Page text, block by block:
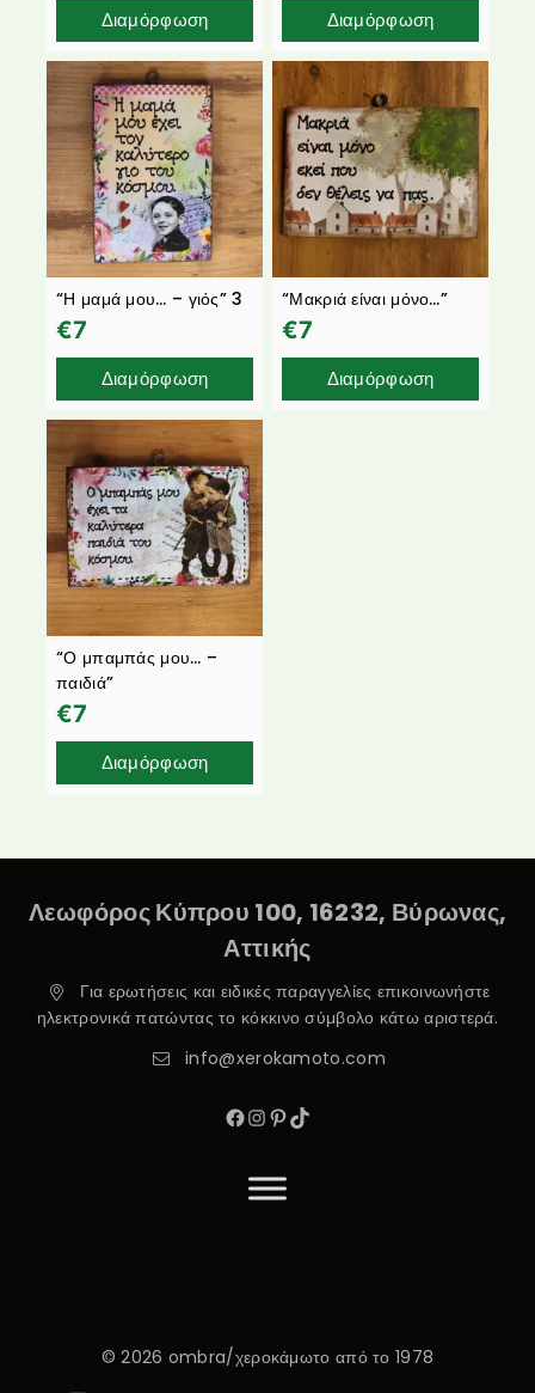
Διαμόρφωση Διαμόρφωση
“Η μαμά μου… – γιός” 3
€7
Διαμόρφωση
“Μακριά είναι μόνο…”
€7
Διαμόρφωση
“Ο μπαμπάς μου… –
παιδιά”
€7
Διαμόρφωση
Λεωφόρος Κύπρου 100, 16232, Βύρωνας,
Αττικής
Για ερωτήσεις και ειδικές παραγγελίες επικοινωνήστε
ηλεκτρονικά πατώντας το κόκκινο σύμβολο κάτω αριστερά.
info@xerokamoto.com
© 2026 ombra/χεροκάμωτο από το 1978